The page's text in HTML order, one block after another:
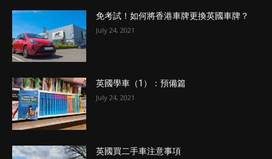
免考試！如何將香港車牌更換英國車牌？
July 24, 2021
英國學車（1）：預備篇
July 24, 2021
英國買二手車注意事項